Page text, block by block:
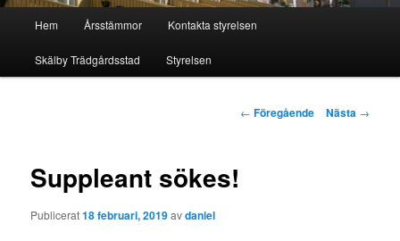
Hem Årsstämmor Kontakta styrelsen
Skälby Trädgårdsstad Styrelsen
Inläggsnavigering
← Föregående Nästa →
Suppleant sökes!
Publicerat18 februari, 2019avdaniel